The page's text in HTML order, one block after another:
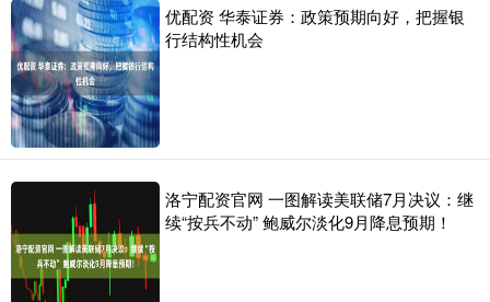
优配资 华泰证券：政策预期向好，把握银
行结构性机会
洛宁配资官网 一图解读美联储7月决议：继
续“按兵不动” 鲍威尔淡化9月降息预期！